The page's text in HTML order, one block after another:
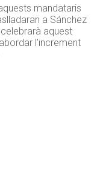
mandataris
a Sánchez
aquest
l’increment